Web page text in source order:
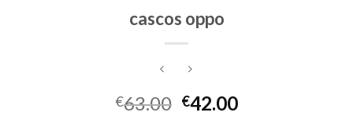
cascos oppo
€63.00 €42.00